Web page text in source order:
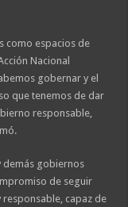
como espacios de
Nacional
gobernar y el
que tenemos de dar
responsable,
demás gobiernos
de seguir
capaz de